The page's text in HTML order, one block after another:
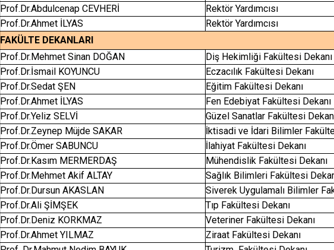
Prof.Dr.Abdulcenap CEVHERİ
Rektör Yardımcısı
Prof.Dr.Ahmet İLYAS
Rektör Yardımcısı
FAKÜLTE DEKANLARI
Prof.Dr.Mehmet Sinan DOĞAN
Diş Hekimliği Fakültesi Dekanı
Prof.Dr.İsmail KOYUNCU
Eczacılık Fakültesi Dekanı
Prof.Dr.Sedat ŞEN
Eğitim Fakültesi Dekanı
Prof.Dr.Ahmet İLYAS
Fen Edebiyat Fakültesi Dekanı
Prof.Dr.Yeliz SELVİ
Güzel Sanatlar Fakültesi
Prof.Dr.Zeynep Müjde SAKAR
İktisadi ve İdari Bilimler
Prof.Dr.Ömer SABUNCU
İlahiyat Fakültesi Dekanı
Prof.Dr.Kasım MERMERDAŞ
Mühendislik Fakültesi Dekanı
Prof.Dr.Mehmet Akif ALTAY
Sağlık Bilimleri Fakültesi
Prof.Dr.Dursun AKASLAN
Siverek Uygulamalı Bilimler
Prof.Dr.Ali ŞİMŞEK
Tıp Fakültesi Dekanı
Prof.Dr.Deniz KORKMAZ
Veteriner Fakültesi Dekanı
Prof.Dr.Ahmet YILMAZ
Ziraat Fakültesi Dekanı